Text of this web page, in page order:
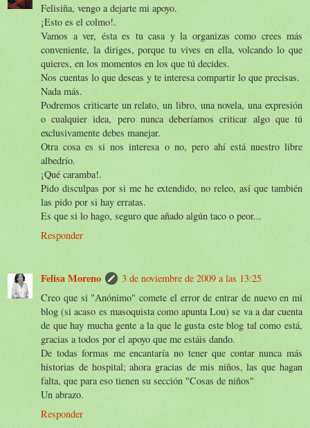
Felisiña, vengo a dejarte mi apoyo.
¡Esto es el colmo!.
Vamos a ver, ésta es tu casa y la organizas como crees más
conveniente, la diriges, porque tu vives en ella, volcando lo que
quieres, en los momentos en los que tú decides.
Nos cuentas lo que deseas y te interesa compartir lo que precisas.
Nada más.
Podremos criticarte un relato, un libro, una novela, una expresión
o cualquier idea, pero nunca deberíamos criticar algo que tú
exclusivamente debes manejar.
Otra cosa es si nos interesa o no, pero ahí está nuestro libre
albedrío.
¡Qué caramba!.
Pido disculpas por si me he extendido, no releo, así que también
las pido por si hay erratas.
Es que si lo hago, seguro que añado algún taco o peor...
Responder
Felisa Moreno
3 de noviembre de 2009 a las 13:25
Creo que si "Anónimo" comete el error de entrar de nuevo en mi
blog (si acaso es masoquista como apunta Lou) se va a dar cuenta
de que hay mucha gente a la que le gusta este blog tal como está,
gracias a todos por el apoyo que me estáis dando.
De todas formas me encantaría no tener que contar nunca más
historias de hospital; ahora gracias de mis niños, las que hagan
falta, que para eso tienen su sección "Cosas de niños"
Un abrazo.
Responder